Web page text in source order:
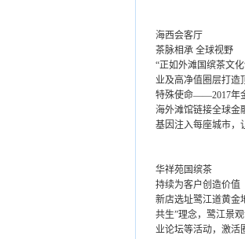
海西会客厅
茶脉相承 全球视野
“正如外滩国缤茶文
业及高净值圈层打造
特殊使命——2017年
海外滩馆链接全球金
基因注入每座城市，
华祥苑国缤茶
持续为客户创造价值
新店选址鹭江道黄金
共生”理念，鹭江景
业论坛等活动，激活